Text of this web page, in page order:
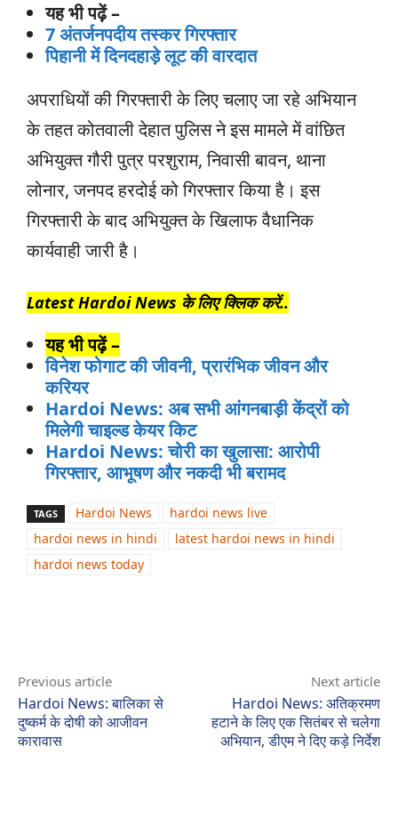
यह भी पढ़ें –
7 अंतर्जनपदीय तस्कर गिरफ्तार
पिहानी में दिनदहाड़े लूट की वारदात
अपराधियों की गिरफ्तारी के लिए चलाए जा रहे अभियान
के तहत कोतवाली देहात पुलिस ने इस मामले में वांछित
अभियुक्त गौरी पुत्र परशुराम, निवासी बावन, थाना
लोनार, जनपद हरदोई को गिरफ्तार किया है। इस
गिरफ्तारी के बाद अभियुक्त के खिलाफ वैधानिक
कार्यवाही जारी है।
Latest Hardoi News के लिए क्लिक करें..
यह भी पढ़ें –
विनेश फोगाट की जीवनी, प्रारंभिक जीवन और
करियर
Hardoi News: अब सभी आंगनबाड़ी केंद्रों को
मिलेगी चाइल्ड केयर किट
Hardoi News: चोरी का खुलासा: आरोपी
गिरफ्तार, आभूषण और नकदी भी बरामद
TAGS Hardoi News
hardoi news live
hardoi news in hindi
latest hardoi news in hindi
hardoi news today
Previous article
Hardoi News: बालिका से
दुष्कर्म के दोषी को आजीवन
कारावास
Next article
Hardoi News: अतिक्रमण
हटाने के लिए एक सितंबर से चलेगा
अभियान, डीएम ने दिए कड़े निर्देश